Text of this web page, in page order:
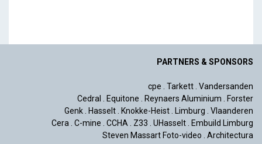
PARTNERS & SPONSORS
cpe Tarkett Vandersanden
Cedral
Equitone Reynaers Aluminium
Forster
Genk
Hasselt Knokke-Heist Limburg
Vlaanderen
Cera
C-mine CCHA Z33 UHasselt
Embuild Limburg
Steven Massart Foto-video
Architectura